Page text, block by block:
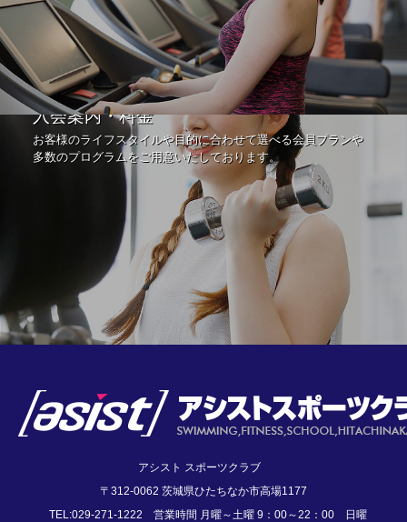
入会案内・料金
お客様のライフスタイルや目的に合わせて選べる会員プランや
多数のプログラムをご用意いたしております。
アシスト スポーツクラブ
〒312-0062 茨城県ひたちなか市高場1177
TEL:029-271-1222 営業時間 月曜～土曜 9：00～22：00 日曜